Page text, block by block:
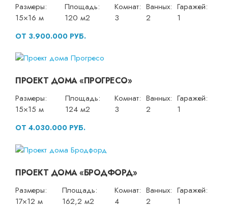
Размеры:
15×16 м
Площадь:
120 м2
Комнат:
3
Ванных:
2
Гаражей:
1
ОТ 3.900.000 РУБ.
ПРОЕКТ ДОМА «ПРОГРЕСО»
Размеры:
15×15 м
Площадь:
124 м2
Комнат:
3
Ванных:
2
Гаражей:
1
ОТ 4.030.000 РУБ.
ПРОЕКТ ДОМА «БРОДФОРД»
Размеры:
17×12 м
Площадь:
162,2 м2
Комнат:
4
Ванных:
2
Гаражей:
1